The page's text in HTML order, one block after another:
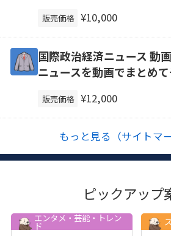
販売価格 ¥10,000
国際政治経済ニュース 動
ニュースを動画でまとめて
販売価格 ¥12,000
もっと見る（サイトマ
ピックアップ
エンタメ・芸能・トレン
ド